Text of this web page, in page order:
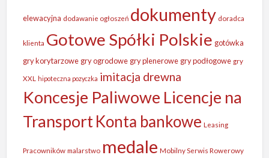
elewacyjna dodawanie ogłoszeń dokumenty doradca
klienta Gotowe Spółki Polskie gotówka
gry korytarzowe gry ogrodowe gry plenerowe gry podłogowe gry
XXL hipoteczna pozyczka imitacja drewna
Koncesje Paliwowe Licencje na
TransportKonta bankowe Leasing
Pracowników malarstwo medale Mobilny Serwis Rowerowy